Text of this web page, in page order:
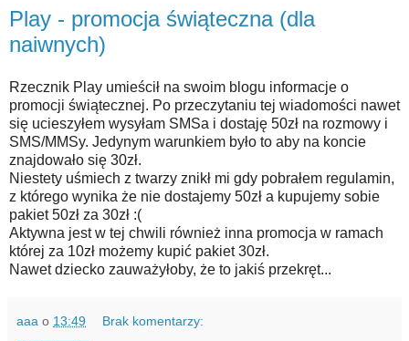
Play - promocja świąteczna (dla
naiwnych)
Rzecznik Play umieścił na swoim blogu informacje o
promocji świątecznej. Po przeczytaniu tej wiadomości nawet
się ucieszyłem wysyłam SMSa i dostaję 50zł na rozmowy i
SMS/MMSy. Jedynym warunkiem było to aby na koncie
znajdowało się 30zł.
Niestety uśmiech z twarzy znikł mi gdy pobrałem regulamin,
z którego wynika że nie dostajemy 50zł a kupujemy sobie
pakiet 50zł za 30zł :(
Aktywna jest w tej chwili również inna promocja w ramach
której za 10zł możemy kupić pakiet 30zł.
Nawet dziecko zauważyłoby, że to jakiś przekręt...
aaa o 13:49 Brak komentarzy: